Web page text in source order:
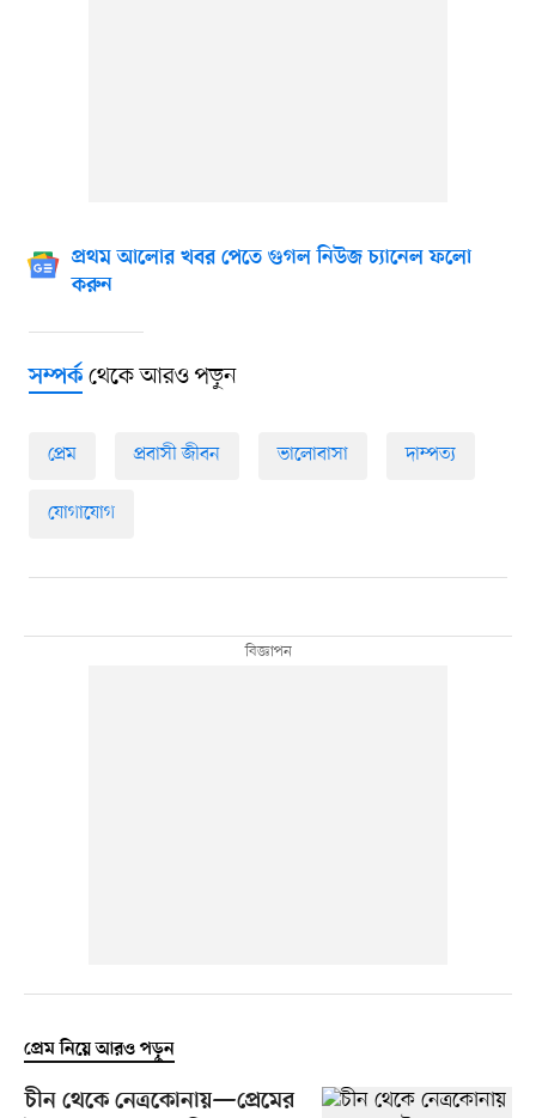
প্রথম আলোর খবর পেতে গুগল নিউজ চ্যানেল ফলো
করুন
সম্পর্কথেকে আরও পড়ুন
প্রেম প্রবাসী জীবন ভালোবাসা দাম্পত্য
যোগাযোগ
প্রেম নিয়ে আরও পড়ুন
চীন থেকে নেত্রকোনায়—প্রেমের